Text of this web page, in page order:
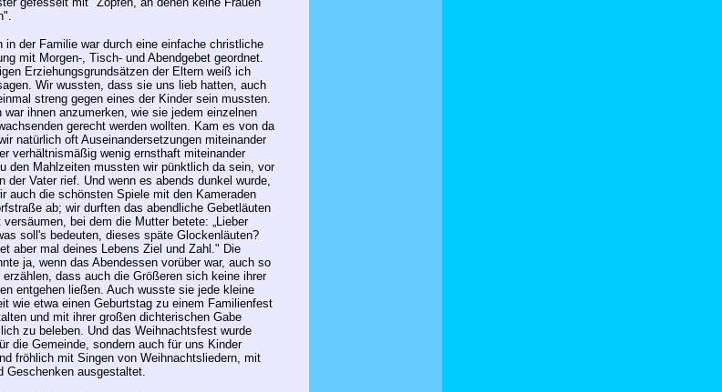
in der Familie war durch eine einfache christliche
mit Morgen-, Tisch- und Abendgebet geordnet.
Erziehungsgrundsätzen der Eltern weiß ich
Wir wussten, dass sie uns lieb hatten, auch
streng gegen eines der Kinder sein mussten.
war ihnen anzumerken, wie sie jedem einzelnen
gerecht werden wollten. Kam es von da
natürlich oft Auseinandersetzungen miteinander
verhältnismäßig wenig ernsthaft miteinander
den Mahlzeiten mussten wir pünktlich da sein, vor
der Vater rief. Und wenn es abends dunkel wurde,
auch die schönsten Spiele mit den Kameraden
ab; wir durften das abendliche Gebetläuten
versäumen, bei dem die Mutter betete: „Lieber
soll's bedeuten, dieses späte Glockenläuten?
aber mal deines Lebens Ziel und Zahl." Die
ja, wenn das Abendessen vorüber war, auch so
erzählen, dass auch die Größeren sich keine ihrer
entgehen ließen. Auch wusste sie jede kleine
wie etwa einen Geburtstag zu einem Familienfest
und mit ihrer großen dichterischen Gabe
zu beleben. Und das Weihnachtsfest wurde
die Gemeinde, sondern auch für uns Kinder
fröhlich mit Singen von Weihnachtsliedern, mit
Geschenken ausgestaltet.